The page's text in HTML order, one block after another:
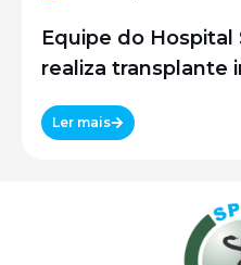
Equipe do Hospital
realiza transplante
Ler mais